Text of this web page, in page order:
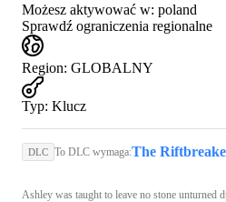
Możesz aktywować w: poland
Sprawdź ograniczenia regionalne
Region: GLOBALNY
Typ: Klucz
DLC To DLC wymaga:
Ashley was taught to leave no stone unturned